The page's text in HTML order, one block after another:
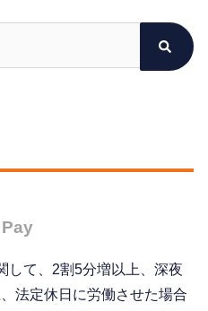
して、2割5分増以上、深夜
法定休日に労働させた場合